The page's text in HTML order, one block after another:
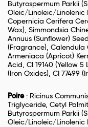
Butyrospermum Parkii
Oleic/Linoleic/Linolenic
Copernicia Cerifera
Wax), Simmondsia
Annuus (Sunflower)
(Fragrance), Calendula
Armeniaca (Apricot)
Acid, CI 19140 (Yellow 5
(Iron Oxides), CI 77499
Poire: Ricinus
Triglyceride, Cetyl
Butyrospermum Parkii
Oleic/Linoleic/Linolenic